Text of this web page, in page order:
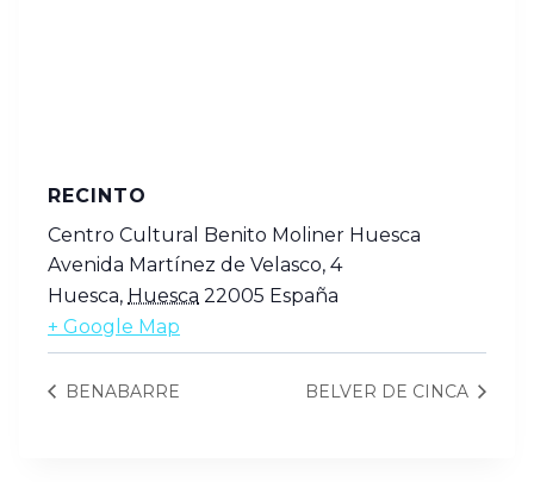
RECINTO
Centro Cultural Benito Moliner Huesca
Avenida Martínez de Velasco, 4
Huesca, Huesca 22005 España
+ Google Map
BENABARRE BELVER DE CINCA